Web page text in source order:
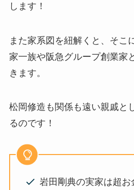
します！
また家系図を紐解くと、そこ
家一族や阪急グループ創業家
きます。
松岡修造も関係も遠い親戚と
るのです！
岩田剛典の実家は超お